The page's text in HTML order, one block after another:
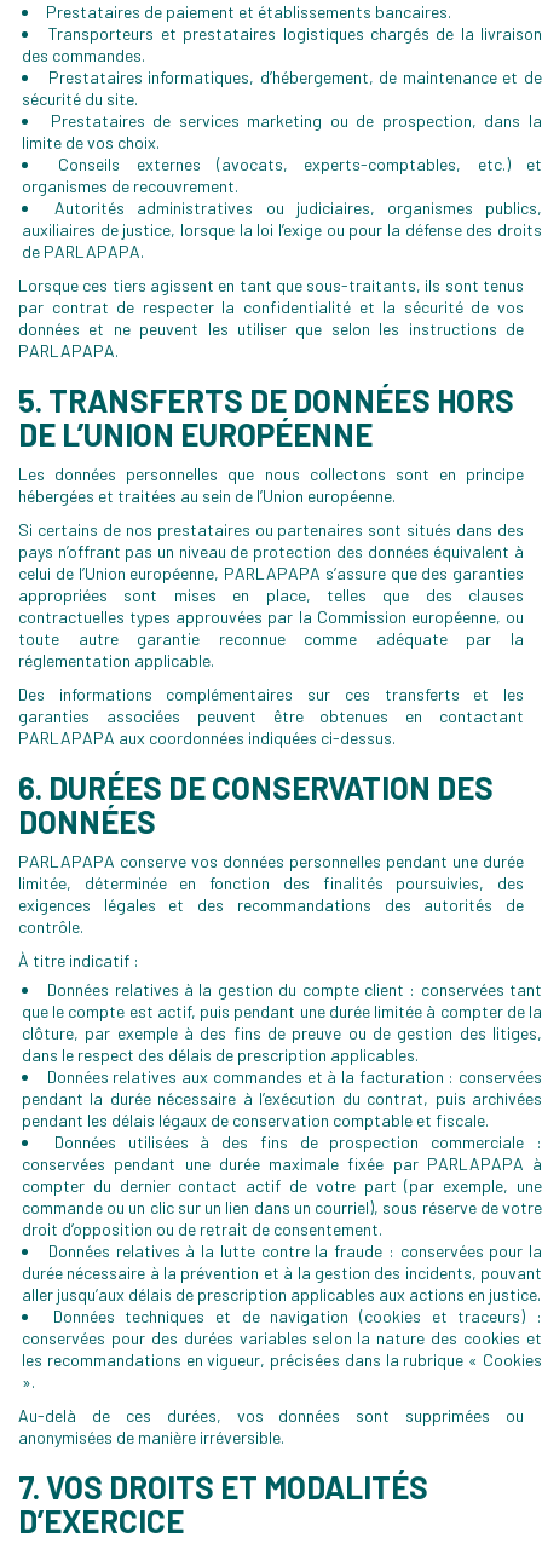
Prestataires de paiement et établissements bancaires.
Transporteurs et prestataires logistiques chargés de la livraison
des commandes.
Prestataires informatiques, d’hébergement, de maintenance et de
sécurité du site.
Prestataires de services marketing ou de prospection, dans la
limite de vos choix.
Conseils externes (avocats, experts-comptables, etc.) et
organismes de recouvrement.
Autorités administratives ou judiciaires, organismes publics,
auxiliaires de justice, lorsque la loi l’exige ou pour la défense des droits
de PARLAPAPA.
Lorsque ces tiers agissent en tant que sous-traitants, ils sont tenus
par contrat de respecter la confidentialité et la sécurité de vos
données et ne peuvent les utiliser que selon les instructions de
PARLAPAPA.
5. TRANSFERTS DE DONNÉES HORS
DE L’UNION EUROPÉENNE
Les données personnelles que nous collectons sont en principe
hébergées et traitées au sein de l’Union européenne.
Si certains de nos prestataires ou partenaires sont situés dans des
pays n’offrant pas un niveau de protection des données équivalent à
celui de l’Union européenne, PARLAPAPA s’assure que des garanties
appropriées sont mises en place, telles que des clauses
contractuelles types approuvées par la Commission européenne, ou
toute autre garantie reconnue comme adéquate par la
réglementation applicable.
Des informations complémentaires sur ces transferts et les
garanties associées peuvent être obtenues en contactant
PARLAPAPA aux coordonnées indiquées ci-dessus.
6. DURÉES DE CONSERVATION DES
DONNÉES
PARLAPAPA conserve vos données personnelles pendant une durée
limitée, déterminée en fonction des finalités poursuivies, des
exigences légales et des recommandations des autorités de
contrôle.
À titre indicatif :
Données relatives à la gestion du compte client : conservées tant
que le compte est actif, puis pendant une durée limitée à compter de la
clôture, par exemple à des fins de preuve ou de gestion des litiges,
dans le respect des délais de prescription applicables.
Données relatives aux commandes et à la facturation : conservées
pendant la durée nécessaire à l’exécution du contrat, puis archivées
pendant les délais légaux de conservation comptable et fiscale.
Données utilisées à des fins de prospection commerciale :
conservées pendant une durée maximale fixée par PARLAPAPA à
compter du dernier contact actif de votre part (par exemple, une
commande ou un clic sur un lien dans un courriel), sous réserve de votre
droit d’opposition ou de retrait de consentement.
Données relatives à la lutte contre la fraude : conservées pour la
durée nécessaire à la prévention et à la gestion des incidents, pouvant
aller jusqu’aux délais de prescription applicables aux actions en justice.
Données techniques et de navigation (cookies et traceurs) :
conservées pour des durées variables selon la nature des cookies et
les recommandations en vigueur, précisées dans la rubrique « Cookies
».
Au-delà de ces durées, vos données sont supprimées ou
anonymisées de manière irréversible.
7. VOS DROITS ET MODALITÉS
D’EXERCICE